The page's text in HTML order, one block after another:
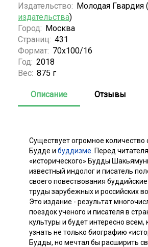
Издательство: Молодая Гвардия (
издательства)
Город: Москва
Страниц: 431
Формат: 70x100/16
Год: 2018
Вес: 875 г
Описание Отзывы
Существует огромное количество
Будде и буддизме . Перед
«исторического» Будды
известный индолог и писатель
своего повествования
труды зарубежных и российских
Это издание - результат
поездок ученого и писателя в
культуры и будет интересно всем,
узнать не только биографию
Будды, но мечтал бы расширить